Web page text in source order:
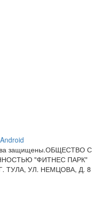
защищены.ОБЩЕСТВО С
"ФИТНЕС ПАРК"
ТУЛА, УЛ. НЕМЦОВА, Д. 8